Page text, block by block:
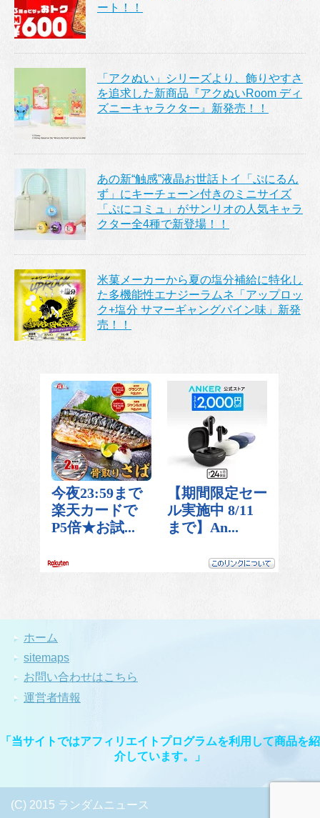
ート！！
「アクぬい」シリーズより、飾りやすさ
を追求した新商品『アクぬいRoom ディ
ズニーキャラクター』新発売！！
あの新“触感”液晶お世話トイ「ぷにるん
ず」にキーチェーン付きのミニサイズ
「ぷにコミュ」がサンリオの人気キャラ
クター全4種で新登場！！
米菓メーカーから夏の塩分補給に特化し
た多機能性エナジーラムネ「アップロッ
ク+塩分 サマーギャングパイン味」新発
売！！
ホーム
sitemaps
お問い合わせはこちら
運営者情報
「当サイトではアフィリエイトプログラムを利用して商品を紹
介しています。」
(C) 2015 ランダムニュース